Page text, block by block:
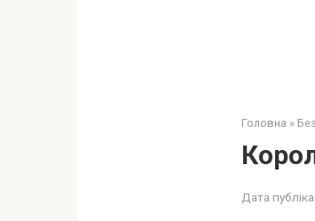
Головна »
Дата